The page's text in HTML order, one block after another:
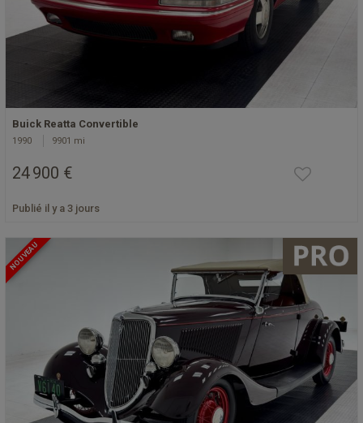
Buick Reatta Convertible
1990 9901 mi
24 900 €
Publié il y a 3 jours
NOUVEAU